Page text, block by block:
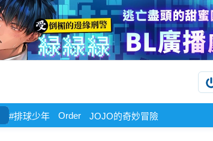
#排球少年 Order JOJO的奇妙冒險